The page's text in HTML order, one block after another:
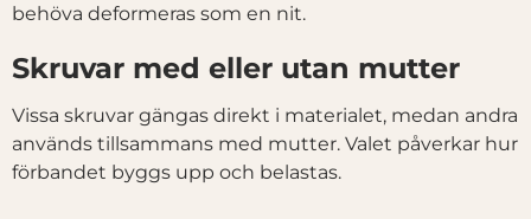
information från din enhet till de sociala medier och
Dessa kan i sin tur kombinera informationen med annan
samlat in när du har använt deras tjänster.
Samtyckesval
behöva deformeras som en nit.
Skruvar med eller utan mutter
Vissa skruvar gängas direkt i materialet, medan andra
används tillsammans med mutter. Valet påverkar hur
förbandet byggs upp och belastas.